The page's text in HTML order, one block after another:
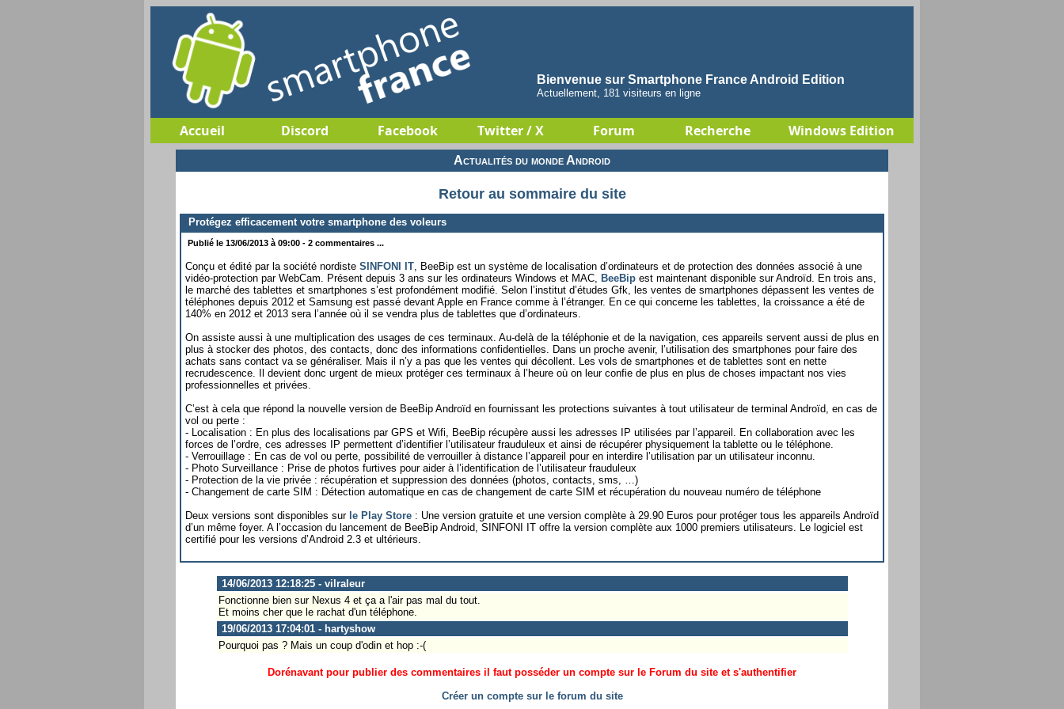
Bienvenue sur Smartphone France Android Edition
Actuellement, 181 visiteurs en ligne
Accueil Discord Facebook Twitter / X Forum Recherche Windows Edition
Actualités du monde Android
Retour au sommaire du site
Protégez efficacement votre smartphone des voleurs
Publié le 13/06/2013 à 09:00 - 2 commentaires ...
Conçu et édité par la société nordiste SINFONI IT , BeeBip est un système de localisation d’ordinateurs et de protection des données associé à une
vidéo-protection par WebCam. Présent depuis 3 ans sur les ordinateurs Windows et MAC, BeeBip est maintenant disponible sur Androïd. En trois ans,
le marché des tablettes et smartphones s’est profondément modifié. Selon l’institut d’études Gfk, les ventes de smartphones dépassent les ventes de
téléphones depuis 2012 et Samsung est passé devant Apple en France comme à l’étranger. En ce qui concerne les tablettes, la croissance a été de
140% en 2012 et 2013 sera l’année où il se vendra plus de tablettes que d’ordinateurs.
On assiste aussi à une multiplication des usages de ces terminaux. Au-delà de la téléphonie et de la navigation, ces appareils servent aussi de plus en
plus à stocker des photos, des contacts, donc des informations confidentielles. Dans un proche avenir, l’utilisation des smartphones pour faire des
achats sans contact va se généraliser. Mais il n’y a pas que les ventes qui décollent. Les vols de smartphones et de tablettes sont en nette
recrudescence. Il devient donc urgent de mieux protéger ces terminaux à l’heure où on leur confie de plus en plus de choses impactant nos vies
professionnelles et privées.
C’est à cela que répond la nouvelle version de BeeBip Androïd en fournissant les protections suivantes à tout utilisateur de terminal Androïd, en cas de
vol ou perte :
- Localisation : En plus des localisations par GPS et Wifi, BeeBip récupère aussi les adresses IP utilisées par l’appareil. En collaboration avec les
forces de l’ordre, ces adresses IP permettent d’identifier l’utilisateur frauduleux et ainsi de récupérer physiquement la tablette ou le téléphone.
- Verrouillage : En cas de vol ou perte, possibilité de verrouiller à distance l’appareil pour en interdire l’utilisation par un utilisateur inconnu.
- Photo Surveillance : Prise de photos furtives pour aider à l’identification de l’utilisateur frauduleux
- Protection de la vie privée : récupération et suppression des données (photos, contacts, sms, …)
- Changement de carte SIM : Détection automatique en cas de changement de carte SIM et récupération du nouveau numéro de téléphone
Deux versions sont disponibles sur le Play Store : Une version gratuite et une version complète à 29.90 Euros pour protéger tous les appareils Androïd
d’un même foyer. A l’occasion du lancement de BeeBip Android, SINFONI IT offre la version complète aux 1000 premiers utilisateurs. Le logiciel est
certifié pour les versions d’Android 2.3 et ultérieurs.
14/06/2013 12:18:25 - vilraleur
Fonctionne bien sur Nexus 4 et ça a l'air pas mal du tout.
Et moins cher que le rachat d'un téléphone.
19/06/2013 17:04:01 - hartyshow
Pourquoi pas ? Mais un coup d'odin et hop :-(
Dorénavant pour publier des commentaires il faut posséder un compte sur le Forum du site et s'authentifier
Créer un compte sur le forum du site